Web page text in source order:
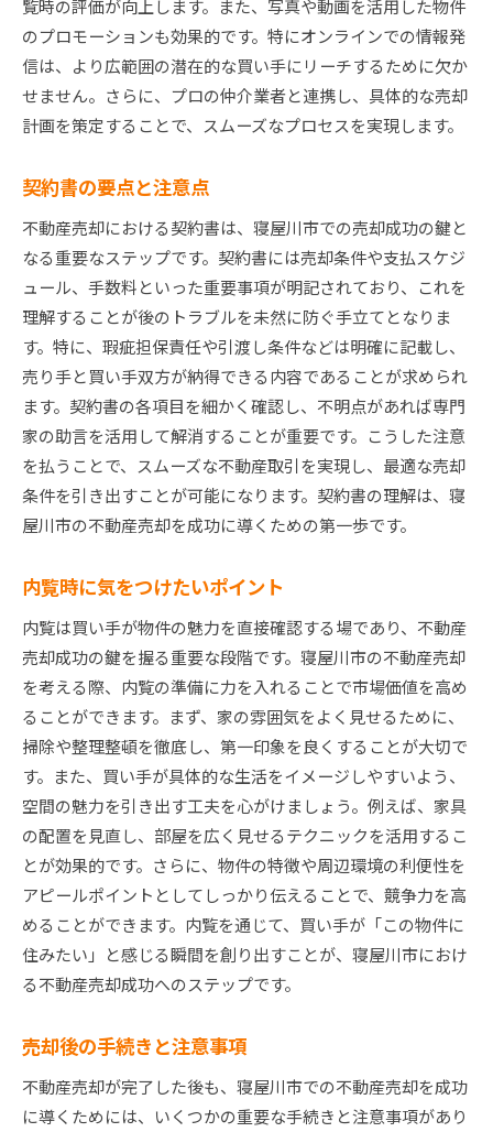
覧時の評価が向上します。また、写真や動画を活用した物件
のプロモーションも効果的です。特にオンラインでの情報発
信は、より広範囲の潜在的な買い手にリーチするために欠か
せません。さらに、プロの仲介業者と連携し、具体的な売却
計画を策定することで、スムーズなプロセスを実現します。
契約書の要点と注意点
不動産売却における契約書は、寝屋川市での売却成功の鍵と
なる重要なステップです。契約書には売却条件や支払スケジ
ュール、手数料といった重要事項が明記されており、これを
理解することが後のトラブルを未然に防ぐ手立てとなりま
す。特に、瑕疵担保責任や引渡し条件などは明確に記載し、
売り手と買い手双方が納得できる内容であることが求められ
ます。契約書の各項目を細かく確認し、不明点があれば専門
家の助言を活用して解消することが重要です。こうした注意
を払うことで、スムーズな不動産取引を実現し、最適な売却
条件を引き出すことが可能になります。契約書の理解は、寝
屋川市の不動産売却を成功に導くための第一歩です。
内覧時に気をつけたいポイント
内覧は買い手が物件の魅力を直接確認する場であり、不動産
売却成功の鍵を握る重要な段階です。寝屋川市の不動産売却
を考える際、内覧の準備に力を入れることで市場価値を高め
ることができます。まず、家の雰囲気をよく見せるために、
掃除や整理整頓を徹底し、第一印象を良くすることが大切で
す。また、買い手が具体的な生活をイメージしやすいよう、
空間の魅力を引き出す工夫を心がけましょう。例えば、家具
の配置を見直し、部屋を広く見せるテクニックを活用するこ
とが効果的です。さらに、物件の特徴や周辺環境の利便性を
アピールポイントとしてしっかり伝えることで、競争力を高
めることができます。内覧を通じて、買い手が「この物件に
住みたい」と感じる瞬間を創り出すことが、寝屋川市におけ
る不動産売却成功へのステップです。
売却後の手続きと注意事項
不動産売却が完了した後も、寝屋川市での不動産売却を成功
に導くためには、いくつかの重要な手続きと注意事項があり